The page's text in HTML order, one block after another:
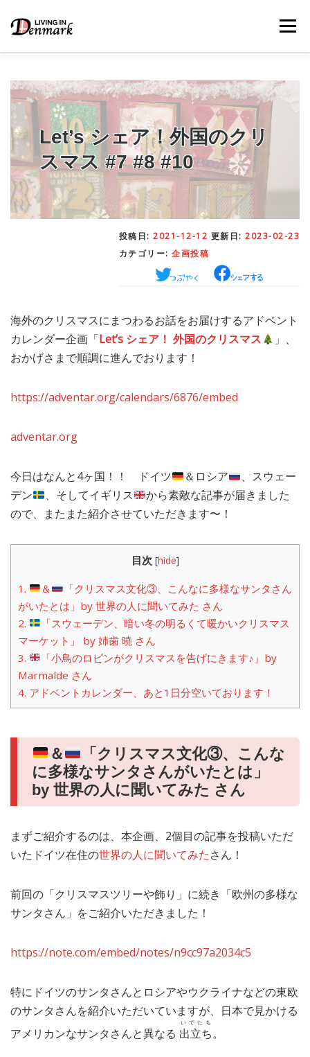
メニュー
LIFE TIPS– 生活便利帳 FOOD – ごはん事情
STUDY– 留学関連情報
WORK– デンマークの働き方
– 日本人の考察
MEDIA– メディア掲載 TRAVEL– 旅行
Let’s シェア！外国のクリ
スマス #7 #8 #10
投稿日: 2021-12-12 更新日: 2023-02-23
カテゴリー: 企画投稿
海外のクリスマスにまつわるお話をお届けするアドベント
カレンダー企画「Let’s シェア！ 外国のクリスマス
」、
おかげさまで順調に進んでおります！
https://adventar.org/calendars/6876/embed
adventar.org
今日はなんと4ヶ国！！ ドイツ ＆ロシア
、スウェー
デン
、そしてイギリス
から素敵な記事が届きました
ので、またまた紹介させていただきます〜！
目次 [hide]
1. ＆
「クリスマス文化③、こんなに多様なサンタさん
がいたとは」by 世界の人に聞いてみた さん
2.
「スウェーデン、暗い冬の明るくて暖かいクリスマス
マーケット」 by 姉歯 曉 さん
3.
「小鳥のロビンがクリスマスを告げにきます♪」by
Marmalde さん
4. アドベントカレンダー、あと1日分空いております！
＆
「クリスマス文化③、こんな
に多様なサンタさんがいたとは」
by 世界の人に聞いてみた さん
まずご紹介するのは、本企画、2個目の記事を投稿いただ
いたドイツ在住の世界の人に聞いてみたさん！
前回の「クリスマスツリーや飾り」に続き「欧州の多様な
サンタさん」をご紹介いただきました！
https://note.com/embed/notes/n9cc97a2034c5
特にドイツのサンタさんとロシアやウクライナなどの東欧
のサンタさんを紹介いただいていますが、日本で見かける
アメリカンなサンタさんと異なる 出立ち
いでたち
。